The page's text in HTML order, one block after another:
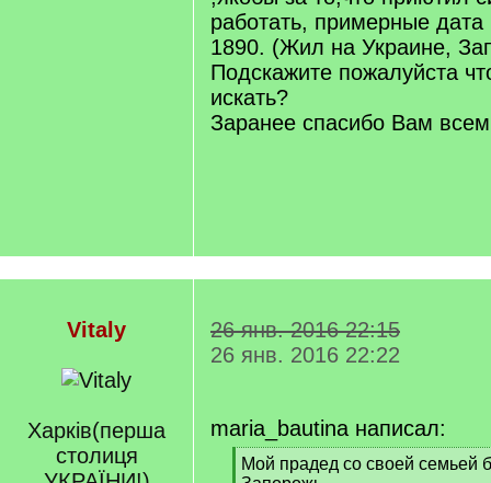
работать, примерные
1890. (Жил на Украине,
Подскажите пожалуйста
искать?
Заранее спасибо Вам
Vitaly
Харкiв(перша
столиця
26 янв. 2016 22:15
26 янв. 2016 22:22
maria_bautina написал:
[Мой прадед со своей семьей